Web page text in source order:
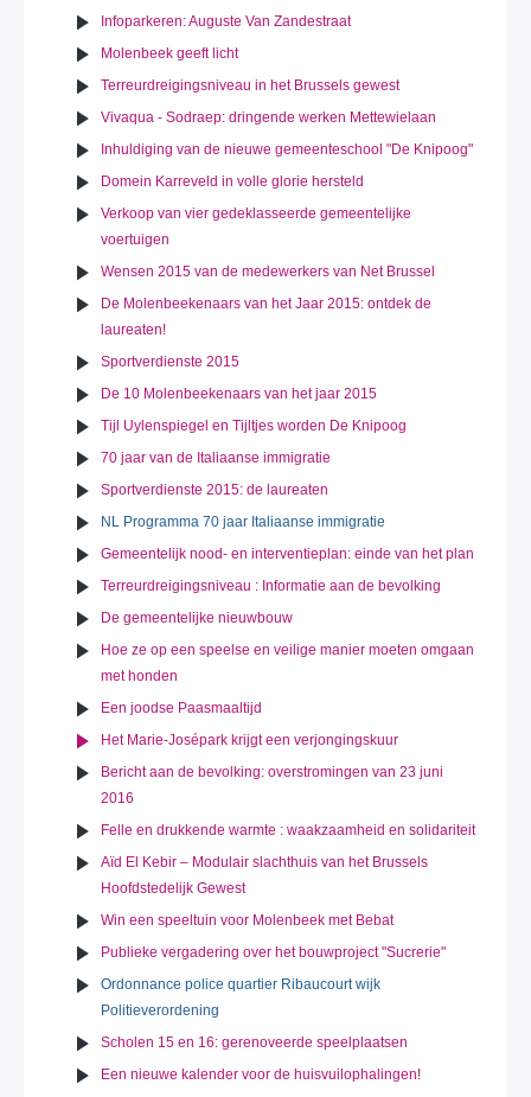
Infoparkeren: Auguste Van Zandestraat
Molenbeek geeft licht
Terreurdreigingsniveau in het Brussels gewest
Vivaqua - Sodraep: dringende werken Mettewielaan
Inhuldiging van de nieuwe gemeenteschool "De Knipoog"
Domein Karreveld in volle glorie hersteld
Verkoop van vier gedeklasseerde gemeentelijke
voertuigen
Wensen 2015 van de medewerkers van Net Brussel
De Molenbeekenaars van het Jaar 2015: ontdek de
laureaten!
Sportverdienste 2015
De 10 Molenbeekenaars van het jaar 2015
Tijl Uylenspiegel en Tijltjes worden De Knipoog
70 jaar van de Italiaanse immigratie
Sportverdienste 2015: de laureaten
NL Programma 70 jaar Italiaanse immigratie
Gemeentelijk nood- en interventieplan: einde van het plan
Terreurdreigingsniveau : Informatie aan de bevolking
De gemeentelijke nieuwbouw
Hoe ze op een speelse en veilige manier moeten omgaan
met honden
Een joodse Paasmaaltijd
Het Marie-Josépark krijgt een verjongingskuur
Bericht aan de bevolking: overstromingen van 23 juni
2016
Felle en drukkende warmte : waakzaamheid en solidariteit
Aïd El Kebir – Modulair slachthuis van het Brussels
Hoofdstedelijk Gewest
Win een speeltuin voor Molenbeek met Bebat
Publieke vergadering over het bouwproject "Sucrerie"
Ordonnance police quartier Ribaucourt wijk
Politieverordening
Scholen 15 en 16: gerenoveerde speelplaatsen
Een nieuwe kalender voor de huisvuilophalingen!